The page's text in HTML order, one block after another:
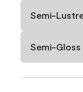
Semi-
Semi-Gloss